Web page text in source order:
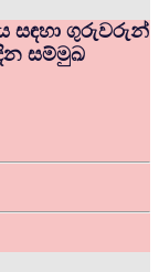
සඳහා ගුරුවරුන්
දින සම්මුඛ